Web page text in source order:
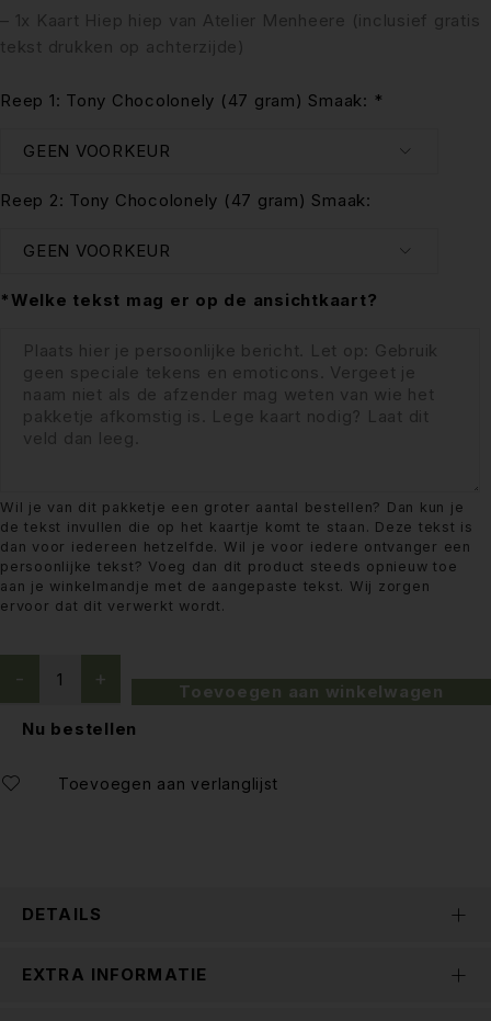
– 1x Kaart Hiep hiep van Atelier Menheere (inclusief gratis
tekst drukken op achterzijde)
Reep 1: Tony Chocolonely (47 gram) Smaak: *
Reep 2: Tony Chocolonely (47 gram) Smaak:
*Welke tekst mag er op de ansichtkaart?
Wil je van dit pakketje een groter aantal bestellen? Dan kun je
de tekst invullen die op het kaartje komt te staan. Deze tekst is
dan voor iedereen hetzelfde. Wil je voor iedere ontvanger een
persoonlijke tekst? Voeg dan dit product steeds opnieuw toe
aan je winkelmandje met de aangepaste tekst. Wij zorgen
ervoor dat dit verwerkt wordt.
Toevoegen aan winkelwagen
Nu bestellen
DETAILS
EXTRA INFORMATIE